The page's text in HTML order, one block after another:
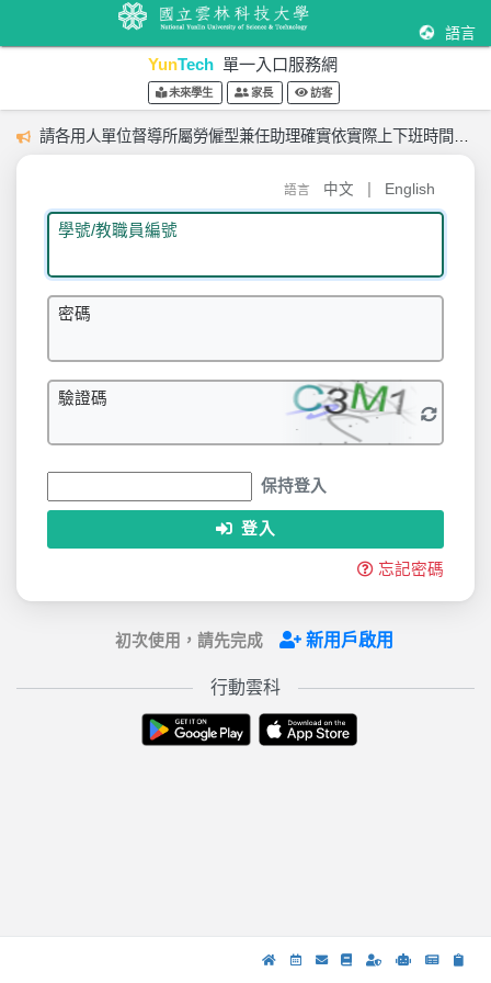
語言
YunTech 單一入口服務網
未來學生 家長 訪客
請各用人單位督導所屬勞僱型兼任助理確實依實際上下班時間登載出勤紀錄。
語言 中文 English
學號/教職員編號
密碼
驗證碼
保持登入
登入
忘記密碼
初次使用，請先完成 新用戶啟用
行動雲科